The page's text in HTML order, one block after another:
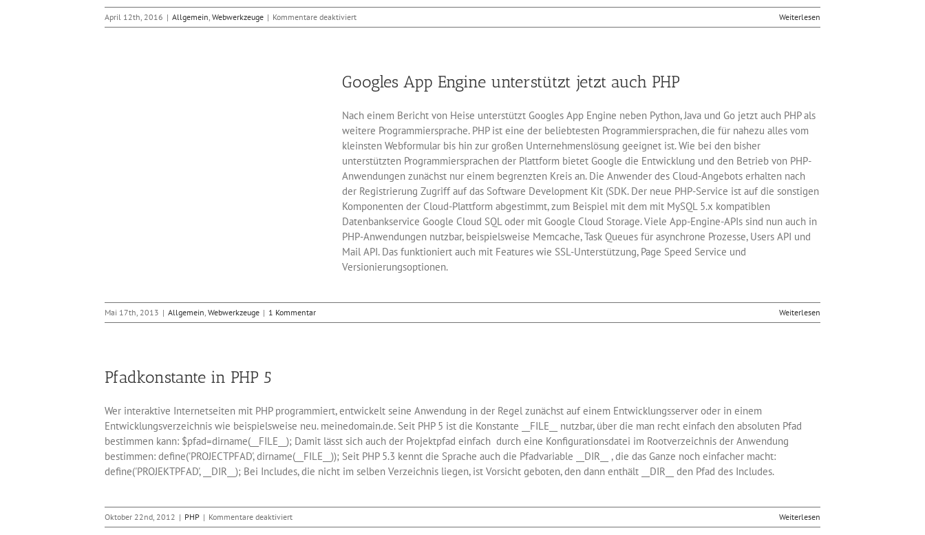
April 12th, 2016 | Allgemein, Webwerkzeuge | Kommentare deaktiviertfür
Neues
Weiterlesen
Googles App Engine unterstützt jetzt auch PHP
Nach einem Bericht von Heise unterstützt Googles App Engine neben Python, Java und Go jetzt auch PHP als
weitere Programmiersprache. PHP ist eine der beliebtesten Programmiersprachen, die für nahezu alles vom
kleinsten Webformular bis hin zur großen Unternehmenslösung geeignet ist. Wie bei den bisher
unterstützten Programmiersprachen der Plattform bietet Google die Entwicklung und den Betrieb von PHP-
Anwendungen zunächst nur einem begrenzten Kreis an. Die Anwender des Cloud-Angebots erhalten nach
der Registrierung Zugriff auf das Software Development Kit (SDK. Der neue PHP-Service ist auf die sonstigen
Komponenten der Cloud-Plattform abgestimmt, zum Beispiel mit dem mit MySQL 5.x kompatiblen
Datenbankservice Google Cloud SQL oder mit Google Cloud Storage. Viele App-Engine-APIs sind nun auch in
PHP-Anwendungen nutzbar, beispielsweise Memcache, Task Queues für asynchrone Prozesse, Users API und
Mail API. Das funktioniert auch mit Features wie SSL-Unterstützung, Page Speed Service und
Versionierungsoptionen.
Mai 17th, 2013 | Allgemein, Webwerkzeuge | 1 Kommentar Weiterlesen
Pfadkonstante in PHP 5
Wer interaktive Internetseiten mit PHP programmiert, entwickelt seine Anwendung in der Regel zunächst auf einem Entwicklungsserver oder in einem
Entwicklungsverzeichnis wie beispielsweise neu. meinedomain.de. Seit PHP 5 ist die Konstante __FILE__ nutzbar, über die man recht einfach den absoluten Pfad
bestimmen kann: $pfad=dirname(__FILE__); Damit lässt sich auch der Projektpfad einfach durch eine Konfigurationsdatei im Rootverzeichnis der Anwendung
bestimmen: define('PROJECTPFAD', dirname(__FILE__)); Seit PHP 5.3 kennt die Sprache auch die Pfadvariable __DIR__ , die das Ganze noch einfacher macht:
define('PROJEKTPFAD', __DIR__); Bei Includes, die nicht im selben Verzeichnis liegen, ist Vorsicht geboten, den dann enthält __DIR__ den Pfad des Includes.
Oktober 22nd, 2012 | PHP | Kommentare deaktiviertfür
Pfadkonstante
Weiterlesen